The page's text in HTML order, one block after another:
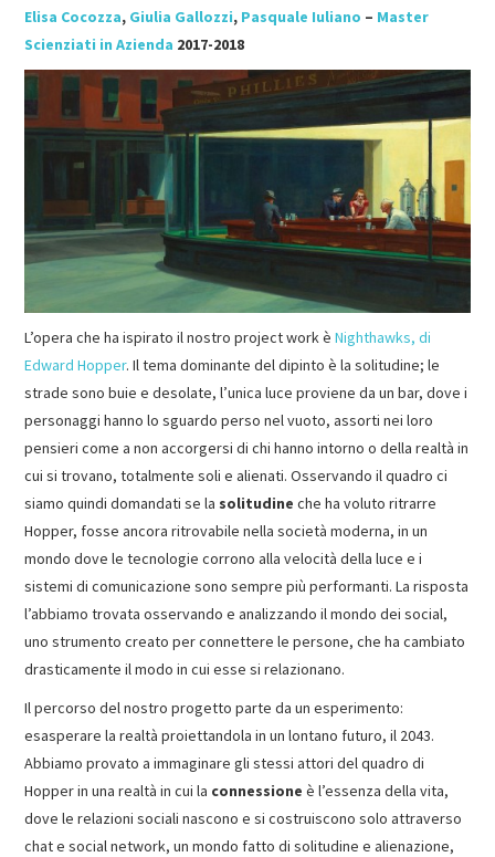
TUTTI
Elisa Cocozza, Giulia Gallozzi, Pasquale Iuliano – Master
Scienziati in Azienda 2017-2018
L’opera che ha ispirato il nostro project work èNighthawks, di
Edward Hopper. Il tema dominante del dipinto è la solitudine; le
strade sono buie e desolate, l’unica luce proviene da un bar, dove i
personaggi hanno lo sguardo perso nel vuoto, assorti nei loro
pensieri come a non accorgersi di chi hanno intorno o della realtà in
cui si trovano, totalmente soli e alienati. Osservando il quadro ci
siamo quindi domandati se la solitudine che ha voluto ritrarre
Hopper, fosse ancora ritrovabile nella società moderna, in un
mondo dove le tecnologie corrono alla velocità della luce e i
sistemi di comunicazione sono sempre più performanti. La risposta
l’abbiamo trovata osservando e analizzando il mondo dei social,
uno strumento creato per connettere le persone, che ha cambiato
drasticamente il modo in cui esse si relazionano.
Il percorso del nostro progetto parte da un esperimento:
esasperare la realtà proiettandola in un lontano futuro, il 2043.
Abbiamo provato a immaginare gli stessi attori del quadro di
Hopper in una realtà in cui la connessione è l’essenza della vita,
dove le relazioni sociali nascono e si costruiscono solo attraverso
chat e social network, un mondo fatto di solitudine e alienazione,